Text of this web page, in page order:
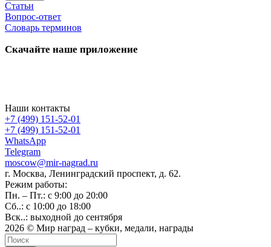
Статьи
Вопрос-ответ
Словарь терминов
Скачайте наше приложение
Наши контакты
+7 (499) 151-52-01
+7 (499) 151-52-01
WhatsApp
Telegram
moscow@mir-nagrad.ru
г. Москва, Ленинградский проспект, д. 62.
Режим работы:
Пн. – Пт.: с 9:00 до 20:00
Сб..: с 10:00 до 18:00
Вск..: выходной до сентября
2026 © Мир наград – кубки, медали, награды